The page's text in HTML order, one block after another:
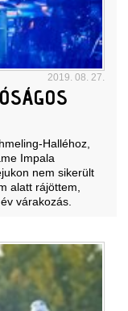
2019. 08. 27.
Halléhoz,
Impala
nem sikerült
alatt rájöttem,
várakozás.